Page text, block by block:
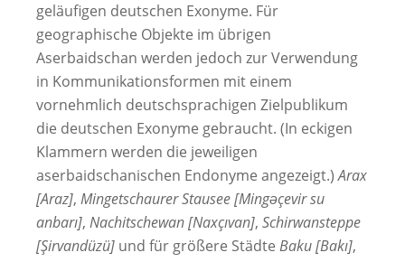
geläufigen deutschen Exonyme. Für
geographische Objekte im übrigen
Aserbaidschan werden jedoch zur Verwendung
in Kommunikationsformen mit einem
vornehmlich deutschsprachigen Zielpublikum
die deutschen Exonyme gebraucht. (In eckigen
Klammern werden die jeweiligen
aserbaidschanischen Endonyme angezeigt.)Arax
[Araz], Mingetschaurer Stausee [Mingəçevir su
anbarı], Nachitschewan [Naxçıvan], Schirwansteppe
[Şirvandüzü] und für größere Städte Baku [Bakı],